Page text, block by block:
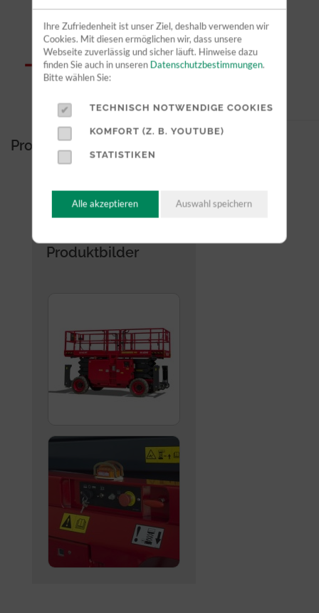
Produktinformationen
Arbeitsbühnen Katalog
Produktbilder
Ihre Zufriedenheit ist unser Ziel, deshalb verwenden wir
Cookies. Mit diesen ermöglichen wir, dass unsere
Webseite zuverlässig und sicher läuft. Hinweise dazu
finden Sie auch in unseren Datenschutzbestimmungen.
Bitte wählen Sie:
TECHNISCH NOTWENDIGE COOKIES
KOMFORT (Z. B. YOUTUBE)
STATISTIKEN
Alle akzeptieren Auswahl speichern